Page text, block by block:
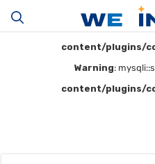
Warning
: mysqli::__construct():
content/plugins/
Warning:
content/plugins/